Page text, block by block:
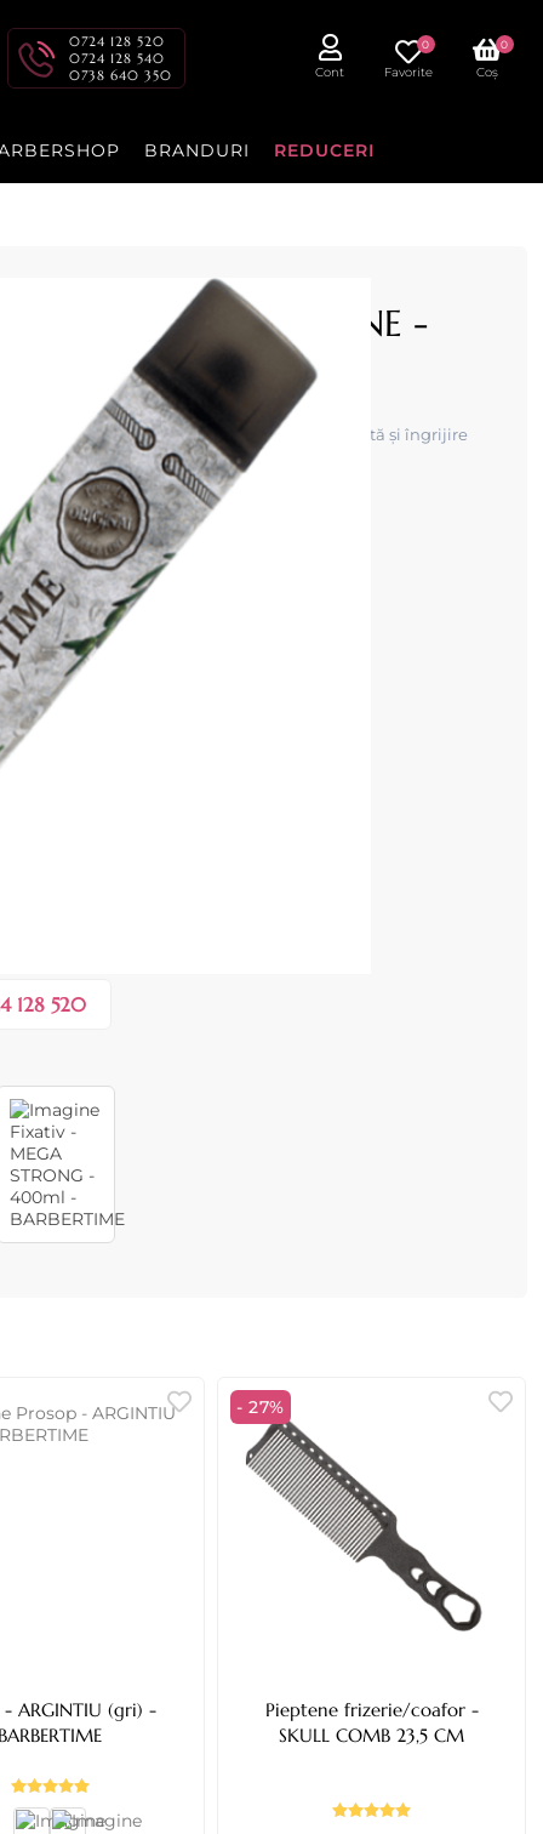
0724 128 520
0724 128 540
0738 640 350
Cont Favorite
0
Coș
0
BRANDURI REDUCERI
SI ULEI DE MASLINE -
și ulei de măsline – 400ml oferă fixare eficientă și îngrijire
în același timp.
dvs.
128 520
- ARGINTIU (gri) -
BARBERTIME
- 27%
Pieptene frizerie/coafor -
SKULL COMB 23,5 CM